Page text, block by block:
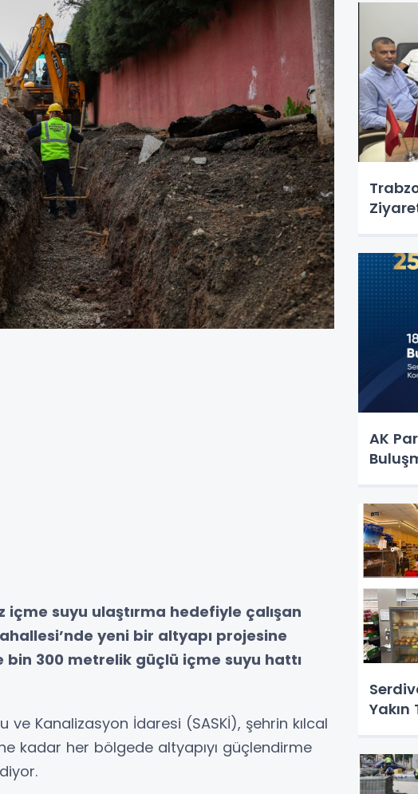
içme suyu ulaştırma hedefiyle çalışan
yeni bir altyapı projesine
bin 300 metrelik güçlü içme suyu hattı
ve Kanalizasyon İdaresi (SASKİ), şehrin kılcal
kadar her bölgede altyapıyı güçlendirme
AK
Yakın